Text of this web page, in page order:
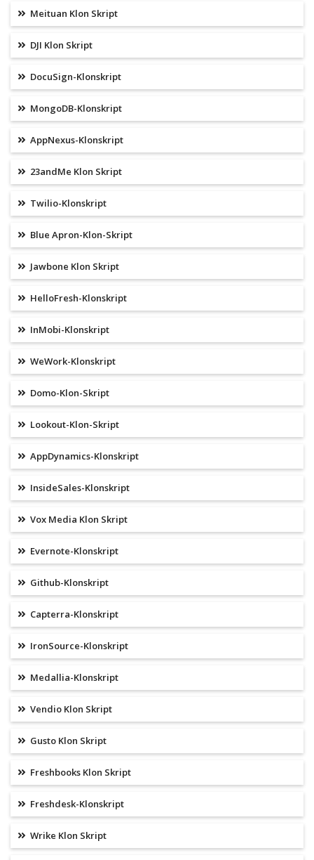
Meituan Klon Skript
DJI Klon Skript
DocuSign-Klonskript
MongoDB-Klonskript
AppNexus-Klonskript
23andMe Klon Skript
Twilio-Klonskript
Blue Apron-Klon-Skript
Jawbone Klon Skript
HelloFresh-Klonskript
InMobi-Klonskript
WeWork-Klonskript
Domo-Klon-Skript
Lookout-Klon-Skript
AppDynamics-Klonskript
InsideSales-Klonskript
Vox Media Klon Skript
Evernote-Klonskript
Github-Klonskript
Capterra-Klonskript
IronSource-Klonskript
Medallia-Klonskript
Vendio Klon Skript
Gusto Klon Skript
Freshbooks Klon Skript
Freshdesk-Klonskript
Wrike Klon Skript